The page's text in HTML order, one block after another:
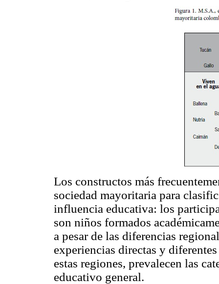
Los constructos más
sociedad mayoritaria para
influencia educativa: los
son niños formados
a pesar de las diferencias
experiencias directas y
estas regiones, prevalecen las
educativo general.